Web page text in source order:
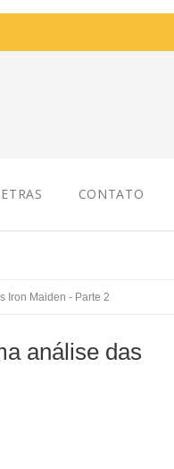
CONTATO
Iron Maiden - Parte 2
análise das